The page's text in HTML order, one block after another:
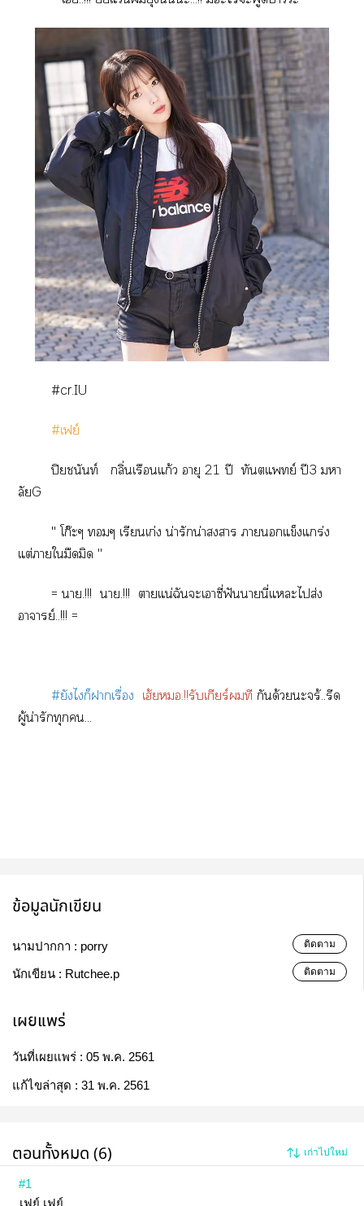
#cr.IU
#เฟย์
ปิยชนันท์ กลิ่นเรือนแก้ว อายุ 21 ปี ทันตแพทย์ ปี3 มหา
ลัยG
'' โก๊ะๆ มๆ เรียนเก่ง น่ารักน่าา าแข็งแกร่ง
แต่าใมืดมิด ''
= า.!!! า.!!! าแน่ฉันะเาซี่ฟันานี่แะไส่ง
อาจารย์..!!! =
#ยังไก็าเรื่อง เฮ้ย.!!รับเกียร์ที กันด้วยะจร้..รีด
ผู้น่ารักทุก...
ข้อมูลนักเขียน
นามปากกา : porry ติดตาม
นักเขียน : Rutchee.p ติดตาม
เผยแพร่
วันที่เผยแพร่ : 05 พ.ค. 2561
แก้ไขล่าสุด : 31 พ.ค. 2561
ตอนทั้งหมด (6) เก่าไปใหม่
#1
เฟย์ เฟย์